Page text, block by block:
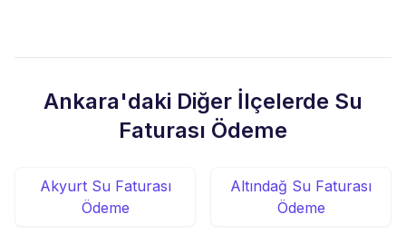
Ankara'daki Diğer İlçelerde Su
Faturası Ödeme
Akyurt Su Faturası
Ödeme
Altındağ Su Faturası
Ödeme